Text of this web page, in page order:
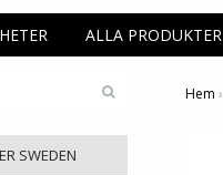
ALLA PRODUKTER
SWEDEN
Hem ›